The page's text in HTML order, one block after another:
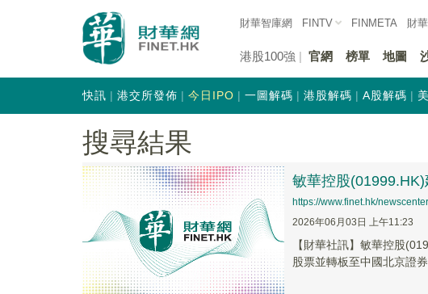
財華智庫網 FINTV FINMETA 財
港股100強 官網 榜單 地圖
快訊 港交所發佈 今日IPO 一圖解碼 港股解碼 A股解碼
搜尋結果
敏華控股
https://www.finet.hk/
2026年06月03日 上午11:23
【財華社訊】敏華控股
股票並轉板至中國北京證